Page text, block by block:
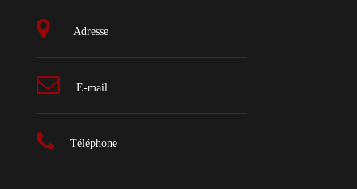
Adresse
E-mail
Téléphone